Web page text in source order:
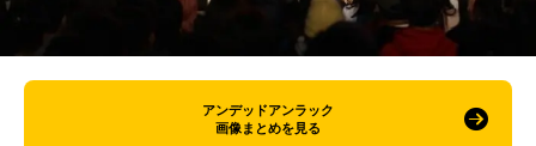
アンデッドアンラック
画像まとめを見る